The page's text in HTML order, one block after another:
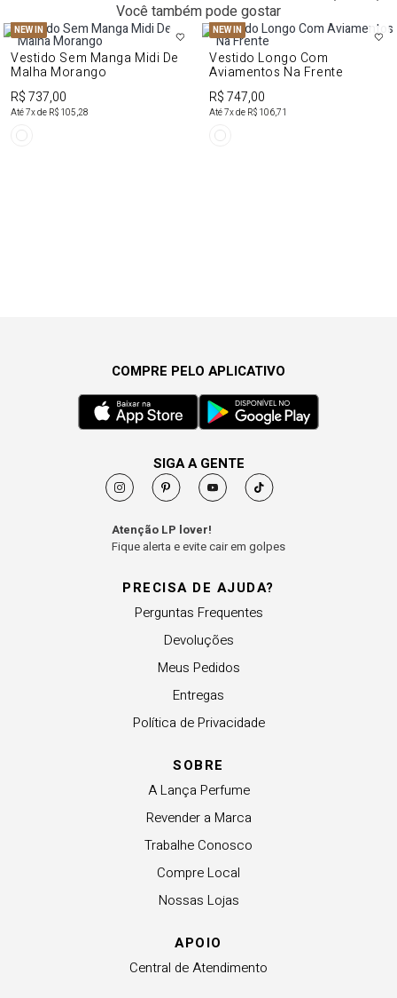
Você também pode gostar
NEW IN
Vestido Sem Manga Midi De
Malha Morango
R$ 737,00
Até7x de R$ 105,28
NEW IN
Vestido Longo Com
Aviamentos Na Frente
R$ 747,00
Até7x de R$ 106,71
PRECISA DE AJUDA?
Perguntas Frequentes
Devoluções
Meus Pedidos
Entregas
Política de Privacidade
SOBRE
A Lança Perfume
Revender a Marca
Trabalhe Conosco
Compre Local
Nossas Lojas
APOIO
Central de Atendimento
COMPRE PELO APLICATIVO
SIGA A GENTE
Atenção LP lover!
Fique alerta e evite cair em golpes